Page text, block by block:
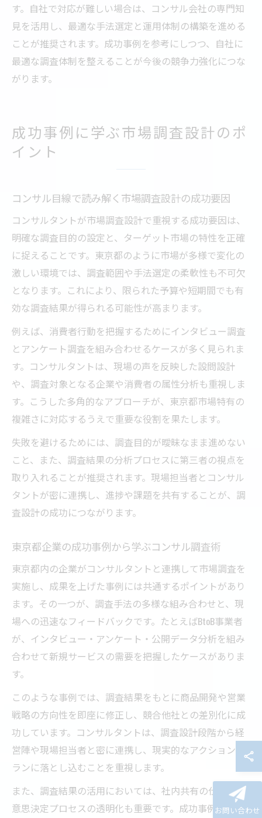
す。自社で対応が難しい場合は、コンサル会社の専門知
見を活用し、最適な手法選定と運用体制の構築を進める
ことが推奨されます。成功事例を参考にしつつ、自社に
最適な調査体制を整えることが今後の競争力強化につな
がります。
成功事例に学ぶ市場調査設計のポ
イント
コンサル目線で読み解く市場調査設計の成功要因
コンサルタントが市場調査設計で重視する成功要因は、
明確な調査目的の設定と、ターゲット市場の特性を正確
に捉えることです。東京都のように市場が多様で変化の
激しい環境では、調査範囲や手法選定の柔軟性も不可欠
となります。これにより、限られた予算や短期間でも有
効な調査結果が得られる可能性が高まります。
例えば、消費者行動を把握するためにインタビュー調査
とアンケート調査を組み合わせるケースが多く見られま
す。コンサルタントは、現場の声を反映した設問設計
や、調査対象となる企業や消費者の属性分析も重視しま
す。こうした多角的なアプローチが、東京都市場特有の
複雑さに対応するうえで重要な役割を果たします。
失敗を避けるためには、調査目的が曖昧なまま進めない
こと、また、調査結果の分析プロセスに第三者の視点を
取り入れることが推奨されます。現場担当者とコンサル
タントが密に連携し、進捗や課題を共有することが、調
査設計の成功につながります。
東京都企業の成功事例から学ぶコンサル調査術
東京都内の企業がコンサルタントと連携して市場調査を
実施し、成果を上げた事例には共通するポイントがあり
ます。その一つが、調査手法の多様な組み合わせと、現
場への迅速なフィードバックです。たとえばBtoB事業者
が、インタビュー・アンケート・公開データ分析を組み
合わせて新規サービスの需要を把握したケースがありま
す。
このような事例では、調査結果をもとに商品開発や営業
戦略の方向性を即座に修正し、競合他社との差別化に成
功しています。コンサルタントは、調査設計段階から経
営陣や現場担当者と密に連携し、現実的なアクションプ
ランに落とし込むことを重視します。
また、調査結果の活用においては、社内共有の仕組みや
意思決定プロセスの透明化も重要です。成功事例の多く
お問い合わせ